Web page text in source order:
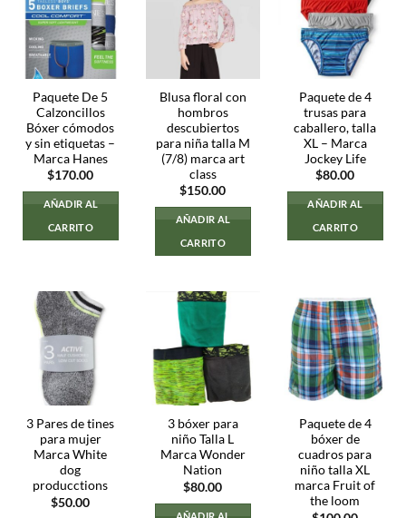
Paquete De 5
Calzoncillos
Bóxer cómodos
y sin etiquetas –
Marca Hanes
$170.00
AÑADIR AL
CARRITO
Blusa floral con
hombros
descubiertos
para niña talla M
(7/8) marca art
class
$150.00
AÑADIR AL
CARRITO
Paquete de 4
trusas para
caballero, talla
XL – Marca
Jockey Life
$80.00
AÑADIR AL
CARRITO
3 Pares de tines
para mujer
Marca White
dog
producctions
$50.00
3 bóxer para
niño Talla L
Marca Wonder
Nation
$80.00
AÑADIR AL
Paquete de 4
bóxer de
cuadros para
niño talla XL
marca Fruit of
the loom